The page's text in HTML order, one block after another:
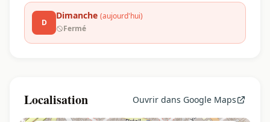
D
Dimanche (aujourd'hui)
Fermé
Localisation Ouvrir dans Google Maps